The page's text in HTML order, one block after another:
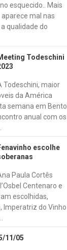
esquecido.. Mais
mal nas
qualidade do
Todeschini
Todeschini, maior
da América
semana em Bento
anual com os
escolhe
Paula Cortês
Centenaro e
escolhidas,
Imperatriz do Vinho
11/05